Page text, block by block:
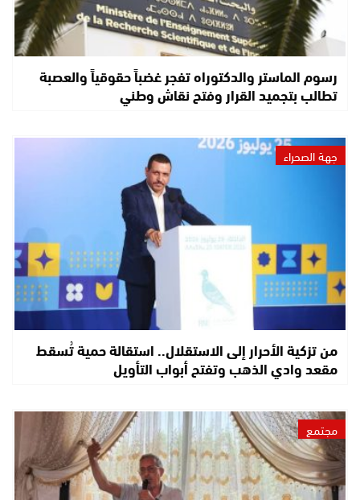
رسوم الماستر والدكتوراه تفجر غضباً حقوقياً والعصبة
تطالب بتجميد القرار وفتح نقاش وطني
جهة الصحراء
من تزكية الأحرار إلى الاستقلال.. استقالة حمية تُسقط
مقعد وادي الذهب وتفتح أبواب التأويل
مجتمع